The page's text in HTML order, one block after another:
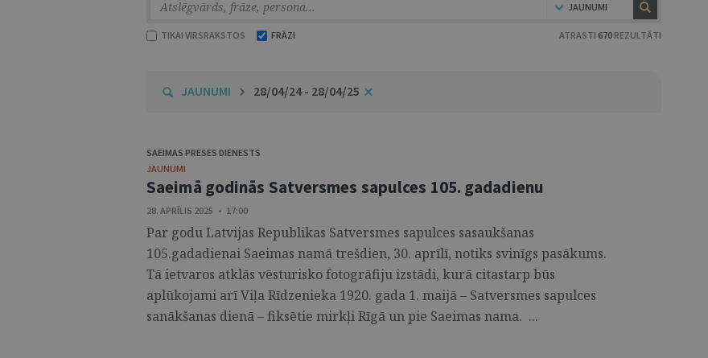
JAUNUMI
TIKAI VIRSRAKSTOS FRĀZI ATRASTI 670 REZULTĀTI
JAUNUMI 28/04/24 - 28/04/25
SAEIMAS PRESES DIENESTS
JAUNUMI
Saeimā godinās Satversmes sapulces 105. gadadienu
28. APRĪLIS 2025 • 17:00
Par godu Latvijas Republikas Satversmes sapulces sasaukšanas
105.gadadienai Saeimas namā trešdien, 30. aprīlī, notiks svinīgs pasākums.
Tā ietvaros atklās vēsturisko fotogrāfiju izstādi, kurā citastarp būs
aplūkojami arī Viļa Rīdzenieka 1920. gada 1. maijā – Satversmes sapulces
sanākšanas dienā – fiksētie mirkļi Rīgā un pie Saeimas nama. ...